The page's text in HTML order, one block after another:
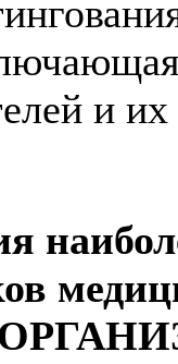
и